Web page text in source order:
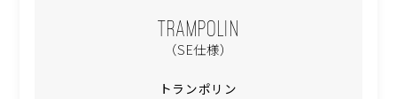
TRAMPOLIN
（SE仕様）
トランポリン